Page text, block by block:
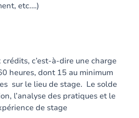
etc.…)
c’est-à-dire une charge
heures, dont 15 au minimum
sur le lieu de stage. Le solde
l’analyse des pratiques et le
de stage